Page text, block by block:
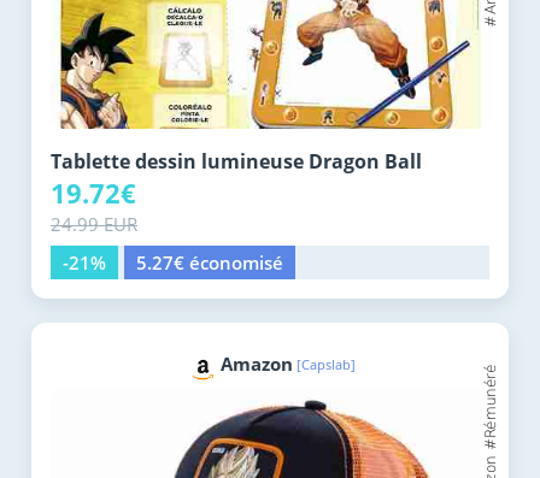
Tablette dessin lumineuse Dragon Ball
19.72€
24.99 EUR
-21%
5.27€ économisé
Amazon [Capslab]